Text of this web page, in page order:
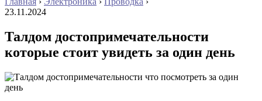
23.11.2024
Талдом достопримечательности
которые стоит увидеть за один день